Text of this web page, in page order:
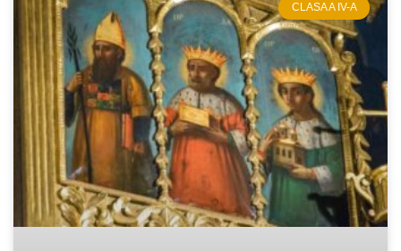
CLASA A IV-A